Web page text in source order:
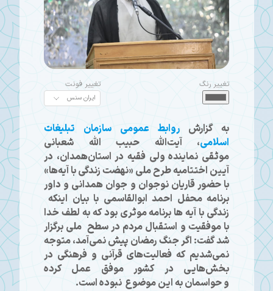
تغییر رنگ تغییر فونت
به گزارش روابط عمومی سازمان تبلیغات
اسلامی، آیت‌الله حبیب الله شعبانی
موثقی نماینده ولی فقیه در استان‌همدان، در
آیین اختتامیه طرح ملی «نهضت زندگی با آیه‌ها»
با حضور قاریان نوجوان و جوان همدانی و داور
برنامه محفل احمد ابوالقاسمی با بیان اینکه
زندگی با آیه ها برنامه موثری بود که به لطف خدا
با موفقیت و استقبال مردم در سطح ملی برگزار
شد گفت: اگر جنگ رمضان پیش نمی‌آمد، متوجه
نمی‌شدیم که فعالیت‌های قرآنی و فرهنگی در
بخش‌هایی در کشور موفق عمل کرده
و حواسمان به این موضوع نبوده است.